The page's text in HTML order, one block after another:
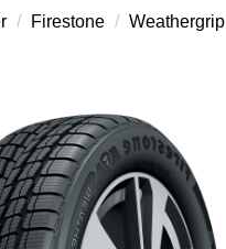
Firestone Weathergrip